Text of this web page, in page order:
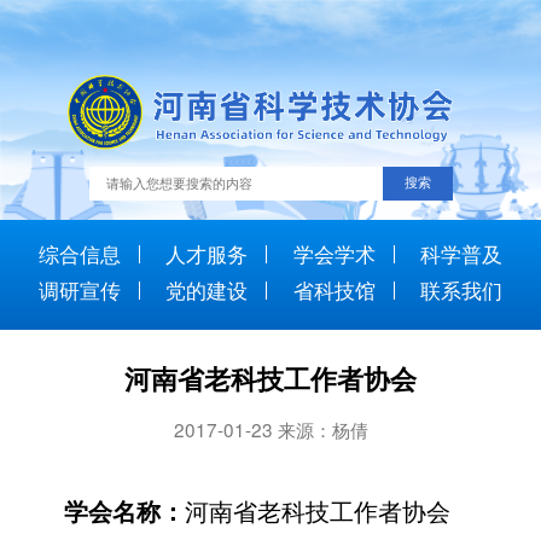
综合信息 人才服务 学会学术
科学普及
调研宣传
党的建设 省科技馆 联系我们
河南省老科技工作者协会
2017-01-23 来源：杨倩
学会名称：河南省老科技工作者协会